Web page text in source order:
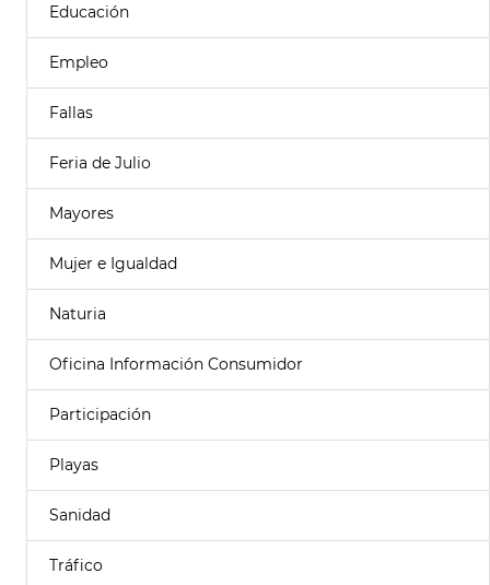
Educación
Empleo
Fallas
Feria de Julio
Mayores
Mujer e Igualdad
Naturia
Oficina Información Consumidor
Participación
Playas
Sanidad
Tráfico